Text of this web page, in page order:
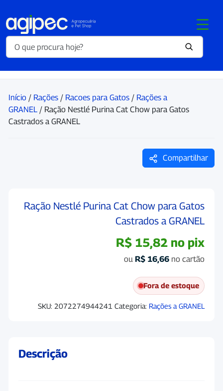
Início / Rações / Racoes para Gatos / Rações a
GRANEL / Ração Nestlé Purina Cat Chow para Gatos
Castrados a GRANEL
Compartilhar
Ração Nestlé Purina Cat Chow para Gatos
Castrados a GRANEL
R$ 15,82 no pix
ou R$ 16,66 no cartão
Fora de estoque
SKU: 2072274944241 Categoria: Rações a GRANEL
Descrição